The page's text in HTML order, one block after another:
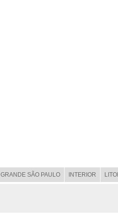
GRANDE SÃO PAULO INTERIOR